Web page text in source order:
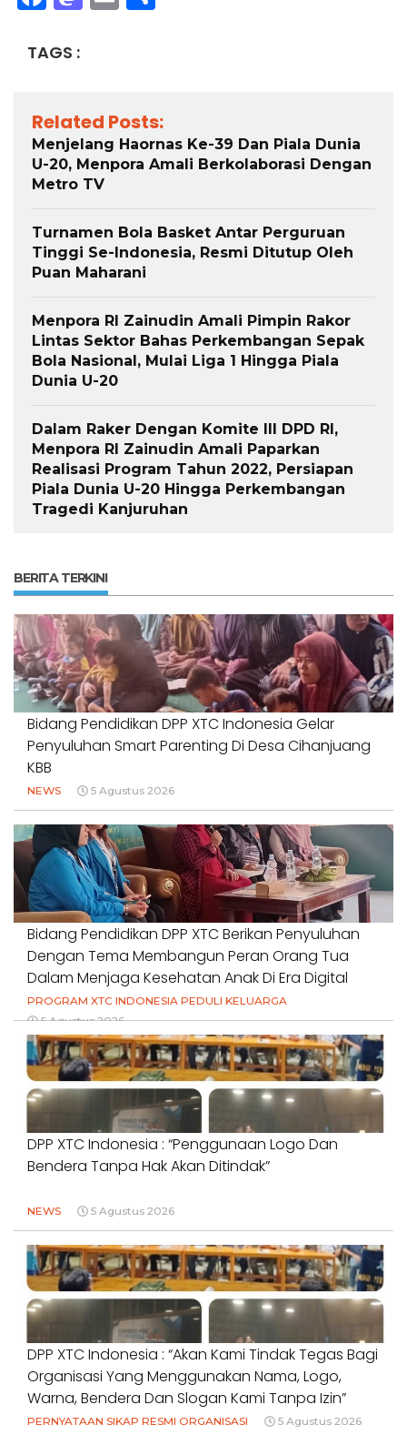
TAGS :
Related Posts:
Menjelang Haornas Ke-39 Dan Piala Dunia
U-20, Menpora Amali Berkolaborasi Dengan
Metro TV
Turnamen Bola Basket Antar Perguruan
Tinggi Se-Indonesia, Resmi Ditutup Oleh
Puan Maharani
Menpora RI Zainudin Amali Pimpin Rakor
Lintas Sektor Bahas Perkembangan Sepak
Bola Nasional, Mulai Liga 1 Hingga Piala
Dunia U-20
Dalam Raker Dengan Komite III DPD RI,
Menpora RI Zainudin Amali Paparkan
Realisasi Program Tahun 2022, Persiapan
Piala Dunia U-20 Hingga Perkembangan
Tragedi Kanjuruhan
BERITA TERKINI
Bidang Pendidikan DPP XTC Indonesia Gelar
Penyuluhan Smart Parenting Di Desa Cihanjuang
KBB
NEWS 5 Agustus 2026
Bidang Pendidikan DPP XTC Berikan Penyuluhan
Dengan Tema Membangun Peran Orang Tua
Dalam Menjaga Kesehatan Anak Di Era Digital
PROGRAM XTC INDONESIA PEDULI KELUARGA
5 Agustus 2026
DPP XTC Indonesia : “Penggunaan Logo Dan
Bendera Tanpa Hak Akan Ditindak”
NEWS 5 Agustus 2026
DPP XTC Indonesia : “Akan Kami Tindak Tegas Bagi
Organisasi Yang Menggunakan Nama, Logo,
Warna, Bendera Dan Slogan Kami Tanpa Izin”
PERNYATAAN SIKAP RESMI ORGANISASI 5 Agustus 2026